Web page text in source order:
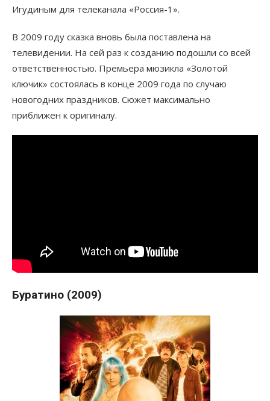
Игудиным для телеканала «Россия-1».
В 2009 году сказка вновь была поставлена на
телевидении. На сей раз к созданию подошли со всей
ответственностью. Премьера мюзикла «Золотой
ключик» состоялась в конце 2009 года по случаю
новогодних праздников. Сюжет максимально
приближен к оригиналу.
Буратино (2009)